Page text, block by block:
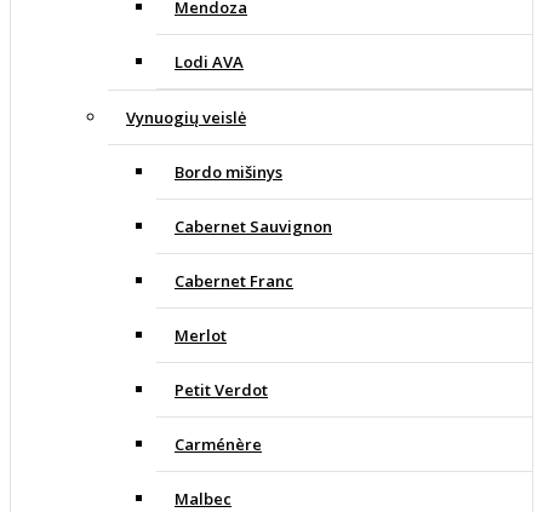
Mendoza
Lodi AVA
Vynuogių veislė
Bordo mišinys
Cabernet Sauvignon
Cabernet Franc
Merlot
Petit Verdot
Carménère
Malbec